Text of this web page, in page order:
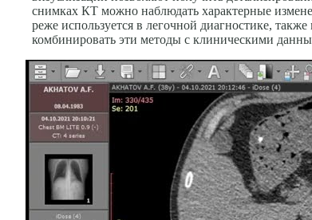
снимках КТ можно наблюдать характерные
реже используется в легочной диагностике,
комбинировать эти методы с клиническими